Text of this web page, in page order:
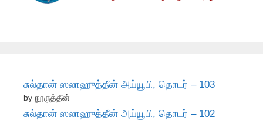
சுல்தான் ஸலாஹுத்தீன் அய்யூபி, தொடர் – 103
by நூருத்தீன்
சுல்தான் ஸலாஹுத்தீன் அய்யூபி, தொடர் – 102